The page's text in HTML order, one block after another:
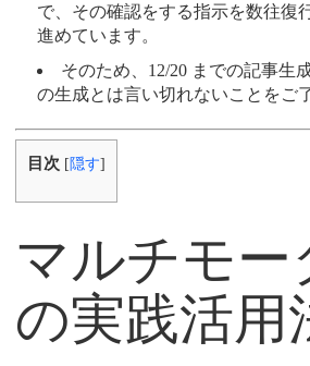
で、その確認をする指示を数往復
進めています。
そのため、12/20 までの記事生
の生成とは言い切れないことをご
目次 [隠す]
マルチモ
の実践活用